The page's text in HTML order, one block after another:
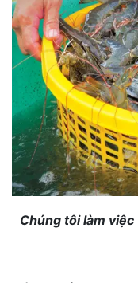
Chúng tôi làm